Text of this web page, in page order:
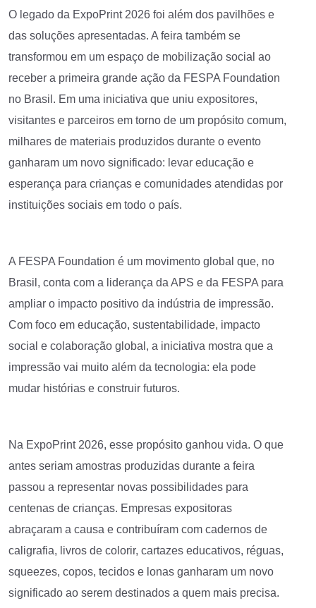
O legado da ExpoPrint 2026 foi além dos pavilhões e
das soluções apresentadas. A feira também se
transformou em um espaço de mobilização social ao
receber a primeira grande ação da FESPA Foundation
no Brasil. Em uma iniciativa que uniu expositores,
visitantes e parceiros em torno de um propósito comum,
milhares de materiais produzidos durante o evento
ganharam um novo significado: levar educação e
esperança para crianças e comunidades atendidas por
instituições sociais em todo o país.
A FESPA Foundation é um movimento global que, no
Brasil, conta com a liderança da APS e da FESPA para
ampliar o impacto positivo da indústria de impressão.
Com foco em educação, sustentabilidade, impacto
social e colaboração global, a iniciativa mostra que a
impressão vai muito além da tecnologia: ela pode
mudar histórias e construir futuros.
Na ExpoPrint 2026, esse propósito ganhou vida. O que
antes seriam amostras produzidas durante a feira
passou a representar novas possibilidades para
centenas de crianças. Empresas expositoras
abraçaram a causa e contribuíram com cadernos de
caligrafia, livros de colorir, cartazes educativos, réguas,
squeezes, copos, tecidos e lonas ganharam um novo
significado ao serem destinados a quem mais precisa.